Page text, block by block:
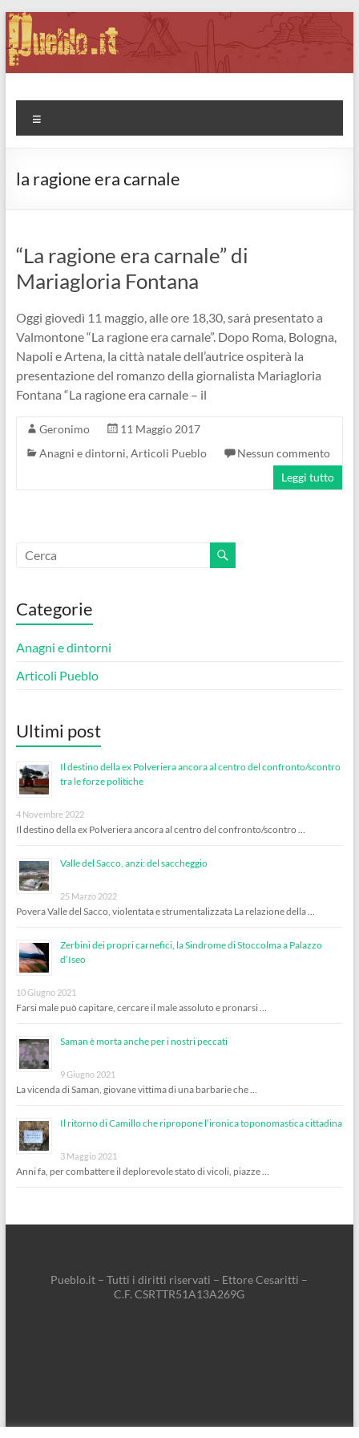
Salta
al
contenuto
Pueblo.it
Fabio Forte, ovvero: il richiamo della Foresta
la ragione era carnale
“La ragione era carnale” di
Mariagloria Fontana
Oggi giovedì 11 maggio, alle ore 18,30, sarà presentato a
Valmontone “La ragione era carnale”. Dopo Roma, Bologna,
Napoli e Artena, la città natale dell’autrice ospiterà la
presentazione del romanzo della giornalista Mariagloria
Fontana “La ragione era carnale – il
Geronimo
11 Maggio 2017
Anagni e dintorni, Articoli Pueblo
Nessun commento
Leggi tutto
Categorie
Anagni e dintorni
Articoli Pueblo
Ultimi post
Il destino della ex Polveriera ancora al centro del confronto/scontro
tra le forze politiche
4 Novembre 2022
Il destino della ex Polveriera ancora al centro del confronto/scontro …
Valle del Sacco, anzi: del saccheggio
25 Marzo 2022
Povera Valle del Sacco, violentata e strumentalizzata La relazione della …
Zerbini dei propri carnefici, la Sindrome di Stoccolma a Palazzo
d’Iseo
10 Giugno 2021
Farsi male può capitare, cercare il male assoluto e pronarsi …
Saman è morta anche per i nostri peccati
9 Giugno 2021
La vicenda di Saman, giovane vittima di una barbarie che …
Il ritorno di Camillo che ripropone l’ironica toponomastica cittadina
3 Maggio 2021
Anni fa, per combattere il deplorevole stato di vicoli, piazze …
Pueblo.it – Tutti i diritti riservati – Ettore Cesaritti –
C.F. CSRTTR51A13A269G